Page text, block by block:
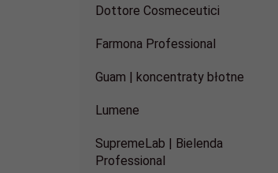
Dottore Cosmeceutici
Farmona Professional
Guam | koncentraty błotne
Lumene
SupremeLab | Bielenda
Professional